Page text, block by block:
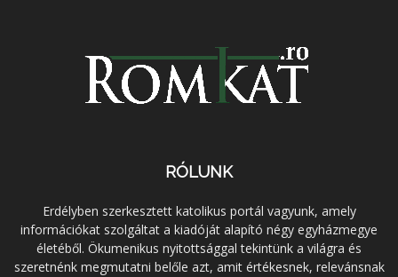
RÓLUNK
Erdélyben szerkesztett katolikus portál vagyunk, amely
információkat szolgáltat a kiadóját alapító négy egyházmegye
életéből. Ökumenikus nyitottsággal tekintünk a világra és
szeretnénk megmutatni belőle azt, amit értékesnek, relevánsnak